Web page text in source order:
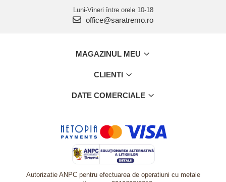
Luni-Vineri între orele 10-18
office@saratremo.ro
MAGAZINUL MEU
CLIENTI
DATE COMERCIALE
Autorizatie ANPC pentru efectuarea de operatiuni cu metale